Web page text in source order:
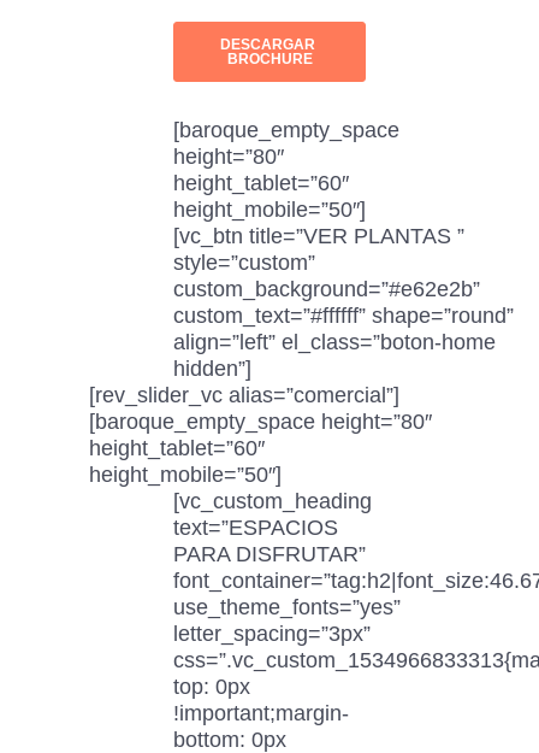
[baroque_empty_space
height=”80″
height_tablet=”60″
height_mobile=”50″]
[vc_btn title=”VER PLANTAS ”
style=”custom”
custom_background=”#e62e2b”
custom_text=”#ffffff” shape=”round”
align=”left” el_class=”boton-home
hidden”]
[rev_slider_vc alias=”comercial”]
[baroque_empty_space height=”80″
height_tablet=”60″
height_mobile=”50″]
[vc_custom_heading
text=”ESPACIOS
PARA DISFRUTAR”
use_theme_fonts=”yes”
letter_spacing=”3px”
top: 0px
!important;margin-
bottom: 0px